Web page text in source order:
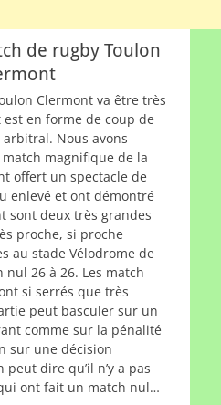
de rugby Toulon
Clermont va être très
en forme de coup de
Nous avons
magnifique de la
offert un spectacle de
enlevé et ont démontré
sont deux très grandes
proche, si proche
au stade Vélodrome de
26 à 26. Les match
si serrés que très
peut basculer sur un
comme sur la pénalité
sur une décision
dire qu’il n’y a pas
ont fait un match nul…